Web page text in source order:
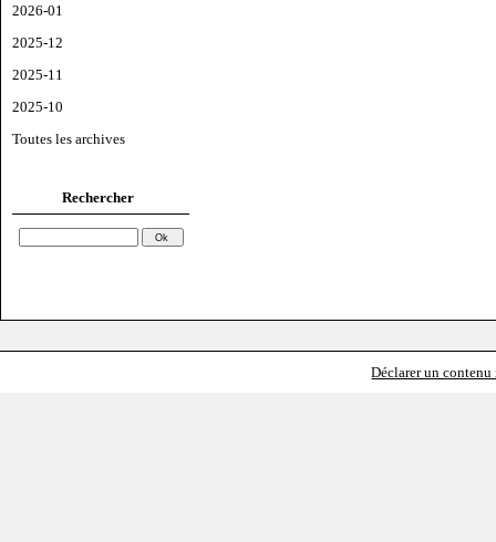
2026-01
2025-12
2025-11
2025-10
Toutes les archives
Rechercher
Déclarer un